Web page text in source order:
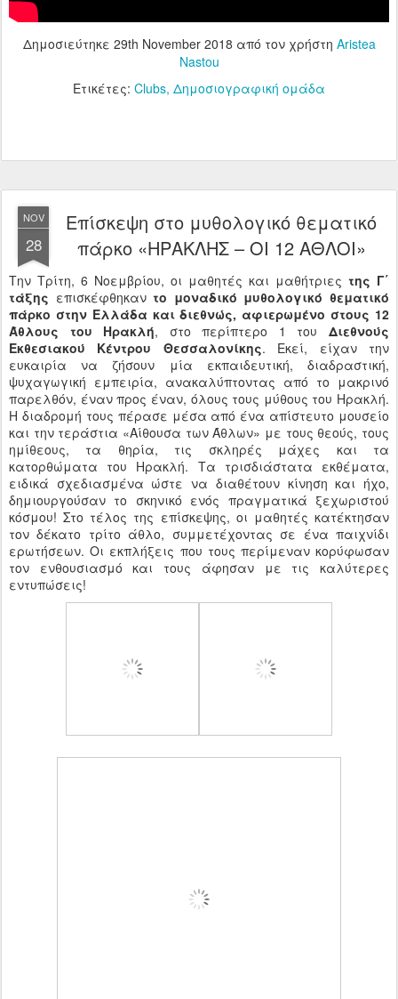
Δημοσιεύτηκε 29th November 2018 από τον χρήστη Aristea
Nastou
Ετικέτες: Clubs Δημοσιογραφική ομάδα
NOV
28
Επίσκεψη στο μυθολογικό θεματικό
πάρκο «ΗΡΑΚΛΗΣ – ΟΙ 12 ΑΘΛΟΙ»
Την Τρίτη, 6 Νοεμβρίου, οι μαθητές και μαθήτριες της Γ΄
τάξης επισκέφθηκαντο μοναδικό μυθολογικό θεματικό
πάρκο στην Ελλάδα και διεθνώς, αφιερωμένο στους 12
Άθλους του Ηρακλή, στο περίπτερο 1 του Διεθνούς
Εκθεσιακού Κέντρου Θεσσαλονίκης. Εκεί, είχαν την
ευκαιρία να ζήσουν μία εκπαιδευτική, διαδραστική,
ψυχαγωγική εμπειρία, ανακαλύπτοντας από το μακρινό
παρελθόν, έναν προς έναν, όλους τους μύθους του Ηρακλή.
Η διαδρομή τους πέρασε μέσα από ένα απίστευτο μουσείο
και την τεράστια «Αίθουσα των Άθλων» με τους θεούς, τους
ημίθεους, τα θηρία, τις σκληρές μάχες και τα
κατορθώματα του Ηρακλή. Τα τρισδιάστατα εκθέματα,
ειδικά σχεδιασμένα ώστε να διαθέτουν κίνηση και ήχο,
δημιουργούσαν το σκηνικό ενός πραγματικά ξεχωριστού
κόσμου! Στο τέλος της επίσκεψης, οι μαθητές κατέκτησαν
τον δέκατο τρίτο άθλο, συμμετέχοντας σε ένα παιχνίδι
ερωτήσεων. Οι εκπλήξεις που τους περίμεναν κορύφωσαν
τον ενθουσιασμό και τους άφησαν με τις καλύτερες
εντυπώσεις!